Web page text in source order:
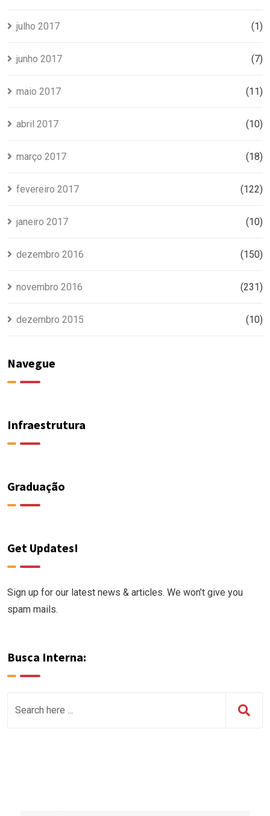
julho 2017 (1)
junho 2017 (7)
maio 2017 (11)
abril 2017 (10)
março 2017 (18)
fevereiro 2017 (122)
janeiro 2017 (10)
dezembro 2016 (150)
novembro 2016 (231)
dezembro 2015 (10)
Navegue
Infraestrutura
Graduação
Get Updates!
Sign up for our latest news & articles. We won’t give you
spam mails.
Busca Interna: